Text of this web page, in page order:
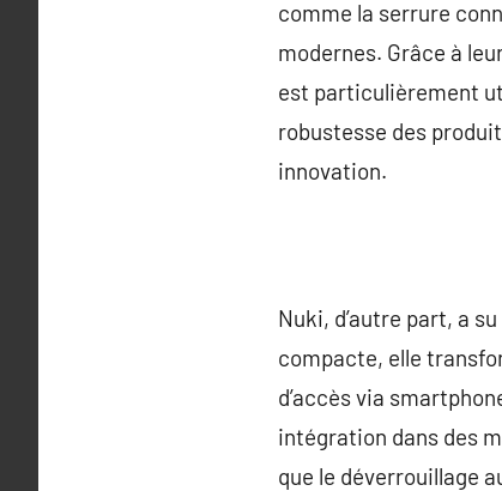
comme la serrure
modernes. Grâce à
est particulièrement
robustesse des
innovation.
Nuki, d’autre part, a
compacte, elle
d’accès via
intégration dans des
que le déverrouillage